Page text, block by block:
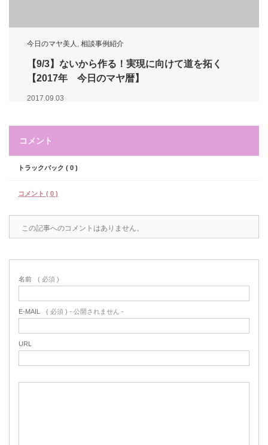
今日のマヤ美人 , 相談事例紹介
【9/3】ないから作る！実現に向けて道を拓く
【2017年 今日のマヤ暦】
2017.09.03
コメント
トラックバック ( 0 )
コメント ( 0 )
この記事へのコメントはありません。
名前 ( 必須 )
E-MAIL ( 必須 ) - 公開されません -
URL